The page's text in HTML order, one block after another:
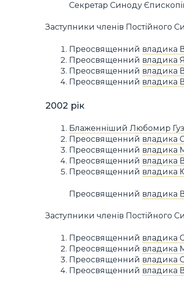
Секретар Синоду
Заступники членів Постійного
Преосвященний владика
Преосвященний владика
Преосвященний владика
Преосвященний владика
2002 рік
Блаженніший Любомир
Преосвященний владика
Преосвященний владика
Преосвященний владика
Преосвященний владика
Преосвященний владика
Заступники членів Постійного
Преосвященний владика
Преосвященний владика
Преосвященний владика
Преосвященний владика